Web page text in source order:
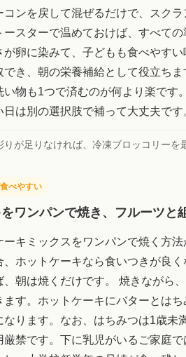
コンを戻して混ぜるだけで、スク
ースターで温めておけば、すべて
が卵に染みて、子どもも食べやす
でき、朝の栄養補給として役立ち
い物も1つで済むのが何より楽です
は別の選択肢で補って大丈夫です
りが足りなければ、冷凍ブロッコリーを
べやすい
ワンパンで焼き、フルーツと
ーキミックスをワンパンで焼く方
、ホットケーキなら食いつきが良
、朝は焼くだけです。 焼きながら
ます。ホットケーキにバターとは
なります。なお、はちみつは1歳未
厳禁です。下に乳児がいるご家庭